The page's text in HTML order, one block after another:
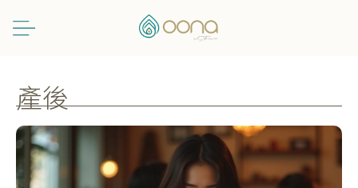
產後
【私
密
處
保
養】